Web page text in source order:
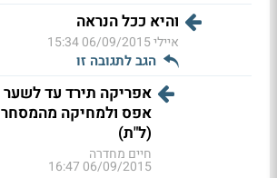
והיא ככל הנראה
איילי06/09/2015 15:34
הגב לתגובה זו
אפריקה תירד עד לשער
אפס ולמחיקה מהמסחר
(ל"ת)
חיים מחדרה
06/09/2015 16:47